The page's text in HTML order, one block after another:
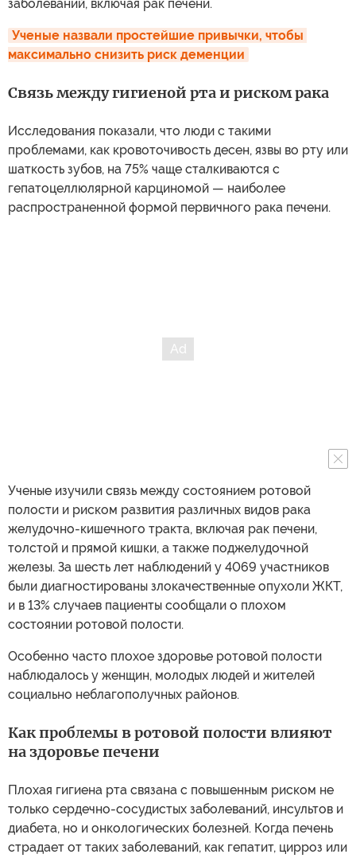
заболеваний, включая рак печени.
Ученые назвали простейшие привычки, чтобы
максимально снизить риск деменции
Связь между гигиеной рта и риском рака
Исследования показали, что люди с такими
проблемами, как кровоточивость десен, язвы во рту или
шаткость зубов, на 75% чаще сталкиваются с
гепатоцеллюлярной карциномой — наиболее
распространенной формой первичного рака печени.
Ученые изучили связь между состоянием ротовой
полости и риском развития различных видов рака
желудочно-кишечного тракта, включая рак печени,
толстой и прямой кишки, а также поджелудочной
железы. За шесть лет наблюдений у 4069 участников
были диагностированы злокачественные опухоли ЖКТ,
и в 13% случаев пациенты сообщали о плохом
состоянии ротовой полости.
Особенно часто плохое здоровье ротовой полости
наблюдалось у женщин, молодых людей и жителей
социально неблагополучных районов.
Как проблемы в ротовой полости влияют
на здоровье печени
Плохая гигиена рта связана с повышенным риском не
только сердечно-сосудистых заболеваний, инсультов и
диабета, но и онкологических болезней. Когда печень
страдает от таких заболеваний, как гепатит, цирроз или